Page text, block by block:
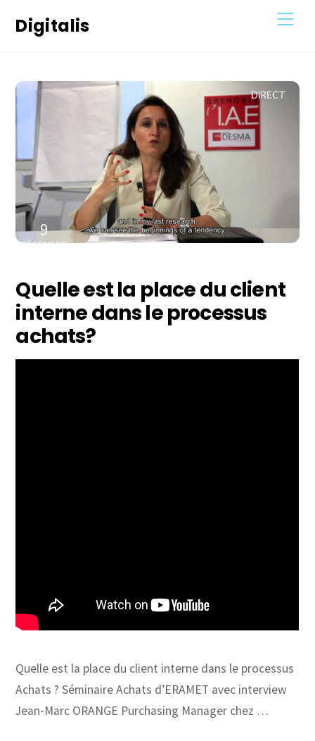
Digitalis
9
DÉCEMBRE
Quelle est la place du client
interne dans le processus
achats?
Quelle est la place du client interne dans le processus
Achats ? Séminaire Achats d’ERAMET avec interview
Jean-Marc ORANGE Purchasing Manager chez …